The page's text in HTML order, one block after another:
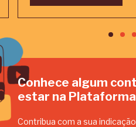
Conhece algum
estar na
Contribua com a sua